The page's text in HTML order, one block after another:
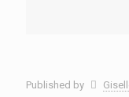
Published by